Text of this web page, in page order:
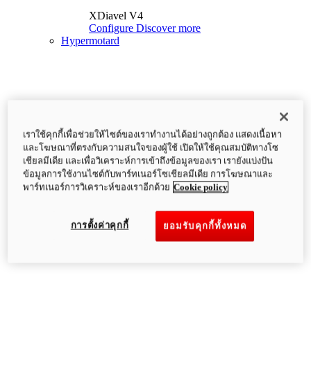
XDiavel V4
Configure Discover more
Hypermotard
เราใช้คุกกี้เพื่อช่วยให้ไซต์ของเราทำงานได้อย่างถูกต้อง แสดงเนื้อหา
และโฆษณาที่ตรงกับความสนใจของผู้ใช้ เปิดให้ใช้คุณสมบัติทางโซ
เชียลมีเดีย และเพื่อวิเคราะห์การเข้าถึงข้อมูลของเรา เรายังแบ่งปัน
ข้อมูลการใช้งานไซต์กับพาร์ทเนอร์โซเชียลมีเดีย การโฆษณาและ
พาร์ทเนอร์การวิเคราะห์ของเราอีกด้วย Cookie policy
ยอมรับคุกกี้ทั้งหมด
การตั้งค่าคุกกี้